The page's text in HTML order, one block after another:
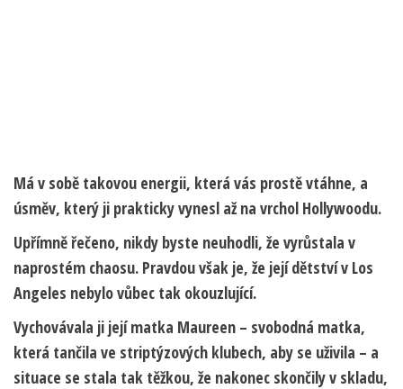
Má v sobě takovou energii, která vás prostě vtáhne, a
úsměv, který ji prakticky vynesl až na vrchol Hollywoodu.
Upřímně řečeno, nikdy byste neuhodli, že vyrůstala v
naprostém chaosu. Pravdou však je, že její dětství v Los
Angeles nebylo vůbec tak okouzlující.
Vychovávala ji její matka Maureen – svobodná matka,
která tančila ve striptýzových klubech, aby se uživila – a
situace se stala tak těžkou, že nakonec skončily v skladu,